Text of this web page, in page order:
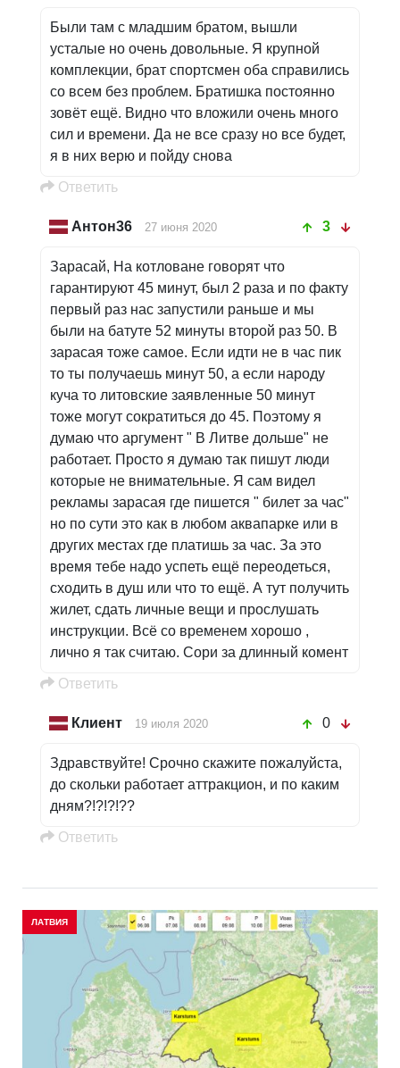
Были там с младшим братом, вышли
усталые но очень довольные. Я крупной
комплекции, брат спортсмен оба справились
со всем без проблем. Братишка постоянно
зовёт ещё. Видно что вложили очень много
сил и времени. Да не все сразу но все будет,
я в них верю и пойду снова
Oтветить
Антон36 27 июня 2020 3
Зарасай, На котловане говорят что
гарантируют 45 минут, был 2 раза и по факту
первый раз нас запустили раньше и мы
были на батуте 52 минуты второй раз 50. В
зарасая тоже самое. Если идти не в час пик
то ты получаешь минут 50, а если народу
куча то литовские заявленные 50 минут
тоже могут сократиться до 45. Поэтому я
думаю что аргумент " В Литве дольше" не
работает. Просто я думаю так пишут люди
которые не внимательные. Я сам видел
рекламы зарасая где пишется " билет за час"
но по сути это как в любом аквапарке или в
других местах где платишь за час. За это
время тебе надо успеть ещё переодеться,
сходить в душ или что то ещё. А тут получить
жилет, сдать личные вещи и прослушать
инструкции. Всё со временем хорошо ,
лично я так считаю. Сори за длинный комент
Oтветить
Клиент 19 июля 2020 0
Здравствуйте! Срочно скажите пожалуйста,
до скольки работает аттракцион, и по каким
дням?!?!?!??
Oтветить
ЛАТВИЯ